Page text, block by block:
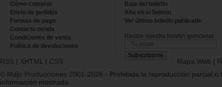
Cómo comprar
Envío de pedidos
Formas de pago
Contacto tienda
Condiciones de venta
Política de devoluciones
Baja del boletin
Alta en el boletin
Ver último boletin publicado
Recibe nuestro boletín quincenal.
RSS | XHTML | CSS Mapa Web |
© Majo Producciones 2001-2026 - Prohibida la reproducción parcial o
información mostrada